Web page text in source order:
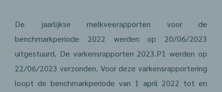
De jaarlijkse melkveerapporten voor de
benchmarkperiode 2022 werden op 20/06/2023
uitgestuurd. De varkensrapporten 2023.P1 werden op
22/06/2023 verzonden. Voor deze varkensrapportering
loopt de benchmarkperiode van 1 april 2022 tot en